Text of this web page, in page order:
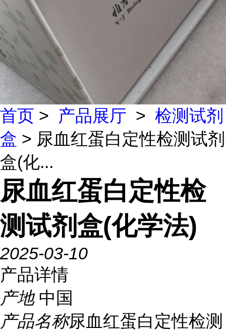
首页 > 产品展厅 > 检测试剂
盒 > 尿血红蛋白定性检测试剂
盒(化...
尿血红蛋白定性检
测试剂盒(化学法)
2025-03-10
产品详情
产地 中国
产品名称尿血红蛋白定性检测